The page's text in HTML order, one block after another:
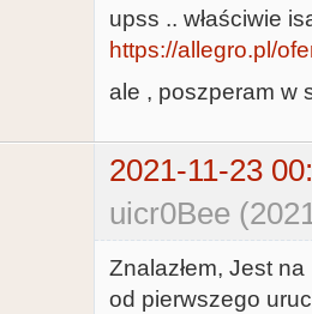
upss .. właściwie
https://allegro.pl/
ale , poszperam w
2021-11-23
uicr0Bee
Znalazłem, Jest
od pierwszego